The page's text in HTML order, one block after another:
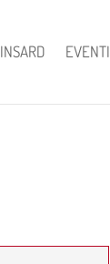
EVENTI